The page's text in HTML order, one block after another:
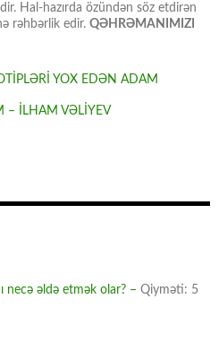
Hal-hazırda özündən söz etdirən
rəhbərlik edir. QƏHRƏMANIMIZI
YOX EDƏN ADAM
– İLHAM VƏLİYEV
necə əldə etmək olar? – Qiyməti: 5